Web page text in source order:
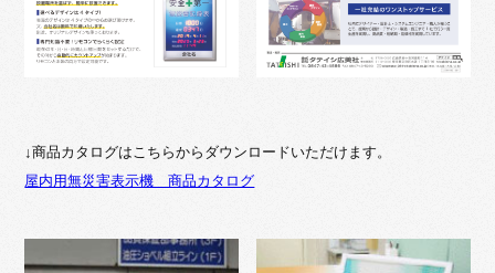
↓商品カタログはこちらからダウンロードいただけます。
屋内用無災害表示機 商品カタログ